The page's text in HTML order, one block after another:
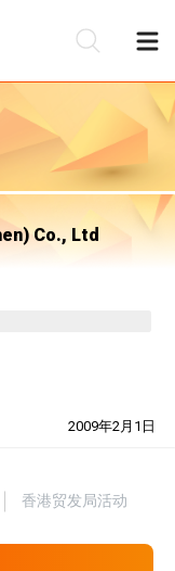
Co., Ltd
2009年2月1日
香港贸发局活动